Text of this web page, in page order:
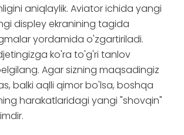
aniqlaylik. Aviator ichida yangi
displey ekranining tagida
yordamida o'zgartiriladi.
ko'ra to'g'ri tanlov
Agar sizning maqsadingiz
balki aqlli qimor bo'lsa, boshqa
harakatlaridagi yangi "shovqin"